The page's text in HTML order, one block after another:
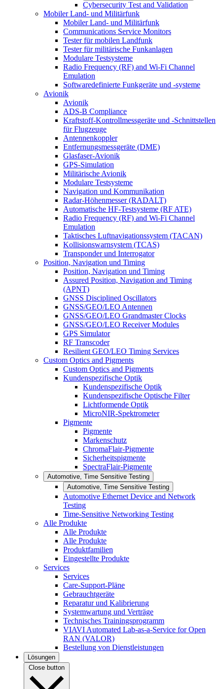
Cybersecurity Test and Validation
Mobiler Land- und Militärfunk
Mobiler Land- und Militärfunk
Communications Service Monitors
Tester für mobilen Landfunk
Tester für militärische Funkanlagen
Modulare Testsysteme
Radio Frequency (RF) and Wi-Fi Channel
Emulation
Softwaredefinierte Funkgeräte und -systeme
Avionik
Avionik
ADS-B Compliance
Kraftstoff-Kontrollmessgeräte und -Schnittstellen
für Flugzeuge
Antennenkoppler
Entfernungsmessgeräte (DME)
Glasfaser-Avionik
GPS-Simulation
Militärische Avionik
Modulare Testsysteme
Navigation und Kommunikation
Radar-Höhenmesser (RADALT)
Automatische HF-Testsysteme (RF ATE)
Radio Frequency (RF) and Wi-Fi Channel
Emulation
Taktisches Luftnavigationssystem (TACAN)
Kollisionswarnsystem (TCAS)
Transponder und Interrogator
Position, Navigation und Timing
Position, Navigation und Timing
Assured Position, Navigation and Timing
(APNT)
GNSS Disciplined Oscillators
GNSS/GEO/LEO Antennen
GNSS/GEO/LEO Grandmaster Clocks
GNSS/GEO/LEO Receiver Modules
GPS Simulator
RF Transcoder
Resilient GEO/LEO Timing Services
Custom Optics and Pigments
Custom Optics and Pigments
Kundenspezifische Optik
Kundenspezifische Optik
Kundenspezifische Optische Filter
Lichtformende Optik
MicroNIR-Spektrometer
Pigmente
Pigmente
Markenschutz
ChromaFlair-Pigmente
Sicherheitspigmente
SpectraFlair-Pigmente
Automotive, Time Sensitive Testing
Automotive, Time Sensitive Testing
Automotive Ethernet Device and Network
Testing
Time-Sensitive Networking Testing
Alle Produkte
Alle Produkte
Alle Produkte
Produktfamilien
Eingestellte Produkte
Services
Services
Care-Support-Pläne
Gebrauchtgeräte
Reparatur und Kalibrierung
Systemwartung und Verträge
Technisches Trainingsprogramm
VIAVI Automated Lab-as-a-Service for Open
RAN (VALOR)
Bestellung von Dienstleistungen
Lösungen
Close button